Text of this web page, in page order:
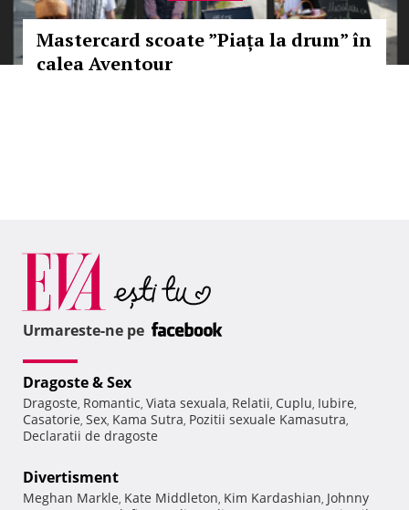
Mastercard scoate ”Piața la drum” în
calea Aventour
Urmareste-ne pe
Dragoste & Sex
Dragoste, Romantic, Viata sexuala, Relatii, Cuplu, Iubire,
Casatorie, Sex, Kama Sutra, Pozitii sexuale Kamasutra,
Declaratii de dragoste
Divertisment
Meghan Markle, Kate Middleton, Kim Kardashian, Johnny